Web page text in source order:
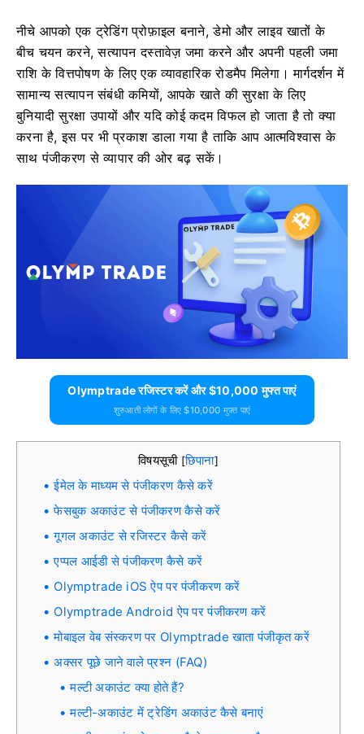
नीचे आपको एक ट्रेडिंग प्रोफ़ाइल बनाने, डेमो और लाइव खातों के
बीच चयन करने, सत्यापन दस्तावेज़ जमा करने और अपनी पहली जमा
राशि के वित्तपोषण के लिए एक व्यावहारिक रोडमैप मिलेगा। मार्गदर्शन में
सामान्य सत्यापन संबंधी कमियों, आपके खाते की सुरक्षा के लिए
बुनियादी सुरक्षा उपायों और यदि कोई कदम विफल हो जाता है तो क्या
करना है, इस पर भी प्रकाश डाला गया है ताकि आप आत्मविश्वास के
साथ पंजीकरण से व्यापार की ओर बढ़ सकें।
Olymptrade रजिस्टर करें और $10,000 मुफ्त पाएं
शुरुआती लोगों के लिए $10,000 मुफ़्त पाएं
विषयसूची [छिपाना]
ईमेल के माध्यम से पंजीकरण कैसे करें
फेसबुक अकाउंट से पंजीकरण कैसे करें
गूगल अकाउंट से रजिस्टर कैसे करें
एप्पल आईडी से पंजीकरण कैसे करें
Olymptrade iOS ऐप पर पंजीकरण करें
Olymptrade Android ऐप पर पंजीकरण करें
मोबाइल वेब संस्करण पर Olymptrade खाता पंजीकृत करें
अक्सर पूछे जाने वाले प्रश्न (FAQ)
मल्टी अकाउंट क्या होते हैं?
मल्टी-अकाउंट में ट्रेडिंग अकाउंट कैसे बनाएं